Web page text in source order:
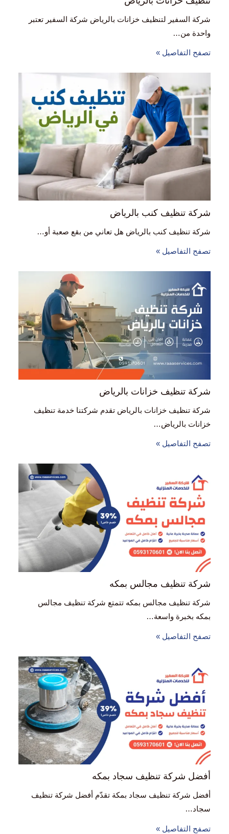
شركة السفير لتنظيف خزانات بالرياض شركة السفير تعتبر
واحدة من…
تصفح التفاصيل »
شركة تنظيف كنب بالرياض
شركة تنظيف كنب بالرياض هل تعاني من بقع صعبة أو…
تصفح التفاصيل »
شركة تنظيف خزانات بالرياض
شركة تنظيف خزانات بالرياض تقدم شركتنا خدمة تنظيف
خزانات بالرياض…
تصفح التفاصيل »
شركة تنظيف مجالس بمكه
شركة تنظيف مجالس بمكه تتمتع شركة تنظيف مجالس
بمكه بخبرة واسعة…
تصفح التفاصيل »
أفضل شركة تنظيف سجاد بمكه
أفضل شركة تنظيف سجاد بمكة تقدّم أفضل شركة تنظيف
سجاد…
تصفح التفاصيل »